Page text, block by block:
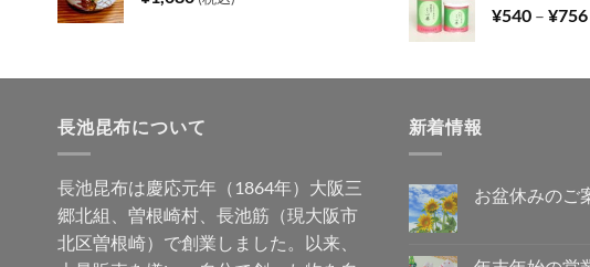
¥540 – ¥756
長池昆布について
長池昆布は慶応元年（1864年）大阪三
郷北組、曽根崎村、長池筋（現大阪市
北区曽根崎）で創業しました。以来、
新着情報
お盆休みのご
み
ト